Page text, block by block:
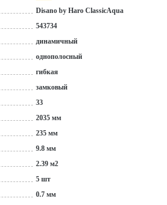
Disano by Haro ClassicAqua
543734
динамичный
однополосный
гибкая
замковый
33
2035 мм
235 мм
9.8 мм
2.39 м2
5 шт
0.7 мм